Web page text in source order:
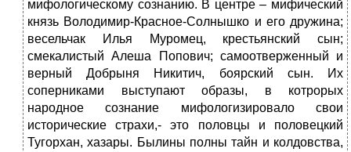
мифологическому сознанию. В центре – мифический
князь Володимир-Красное-Солнышко и его дружина;
весельчак Илья Муромец, крестьянский сын;
смекалистый Алеша Попович; самоотверженный и
верный Добрыня Никитич, боярский сын. Их
соперниками выступают образы, в котрорых
народное сознание мифологизировало свои
исторические страхи,- это половцы и половецкий
Тугорхан, хазары. Былины полны тайн и колдовства,